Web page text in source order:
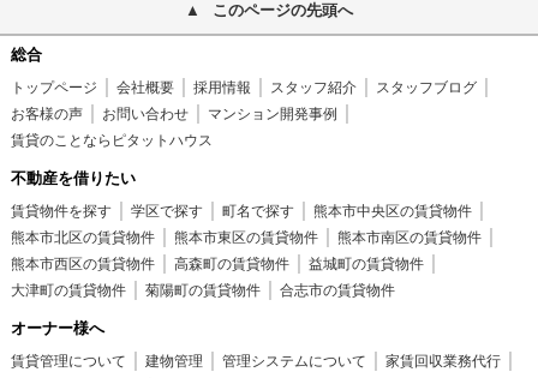
このページの先頭へ
総合
トップページ 会社概要 採用情報 スタッフ紹介
スタッフブログ
お客様の声
お問い合わせ
マンション開発事例
賃貸のことならピタットハウス
不動産を借りたい
賃貸物件を探す 学区で探す 町名で探す
熊本市中央区の賃貸物件
熊本市北区の賃貸物件
熊本市東区の賃貸物件
熊本市南区の賃貸物件
熊本市西区の賃貸物件
高森町の賃貸物件
益城町の賃貸物件
大津町の賃貸物件
菊陽町の賃貸物件 合志市の賃貸物件
オーナー様へ
賃貸管理について 建物管理 管理システムについて
家賃回収業務代行